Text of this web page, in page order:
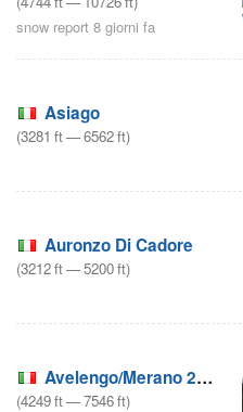
snow report 8 giorni fa
Asiago
(3281 ft—6562ft)
Auronzo Di Cadore
(3212ft—5200ft)
Avelengo/Merano 2000
(4249ft—7546ft)